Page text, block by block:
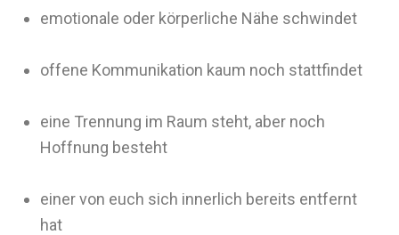
emotionale oder körperliche Nähe schwindet
offene Kommunikation kaum noch stattfindet
eine Trennung im Raum steht, aber noch
Hoffnung besteht
einer von euch sich innerlich bereits entfernt
hat